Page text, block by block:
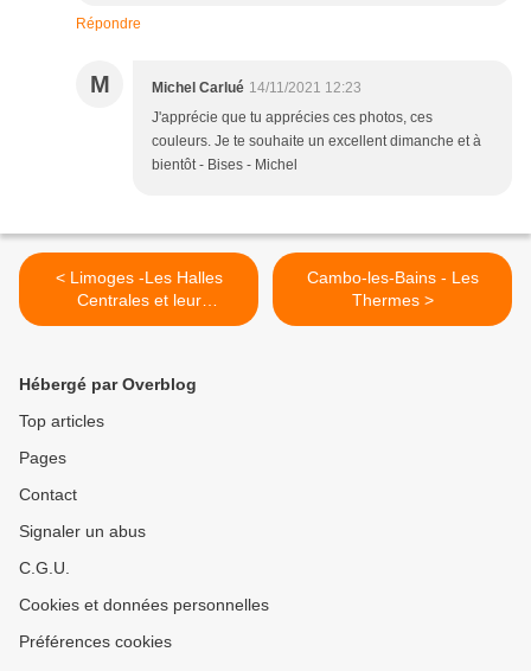
Répondre
M Michel Carlué 14/11/2021 12:23
J'apprécie que tu apprécies ces photos, ces
couleurs. Je te souhaite un excellent dimanche et à
bientôt - Bises - Michel
< Limoges -Les Halles
Centrales et leur
environnement - 1
Cambo-les-Bains - Les
Thermes >
Hébergé par Overblog
Top articles
Pages
Contact
Signaler un abus
C.G.U.
Cookies et données personnelles
Préférences cookies